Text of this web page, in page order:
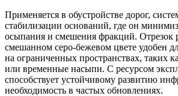
Применяется в обустройстве дорог,
стабилизации оснований, где он
осыпания и смешения фракций. Отрезок
смешанном серо-бежевом цвете удобен
на ограниченных пространствах, таких
или временные насыпи. С ресурсом
способствует устойчивому развитию
необходимость в частых обновлениях.